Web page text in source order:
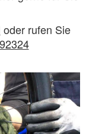
oder rufen Sie